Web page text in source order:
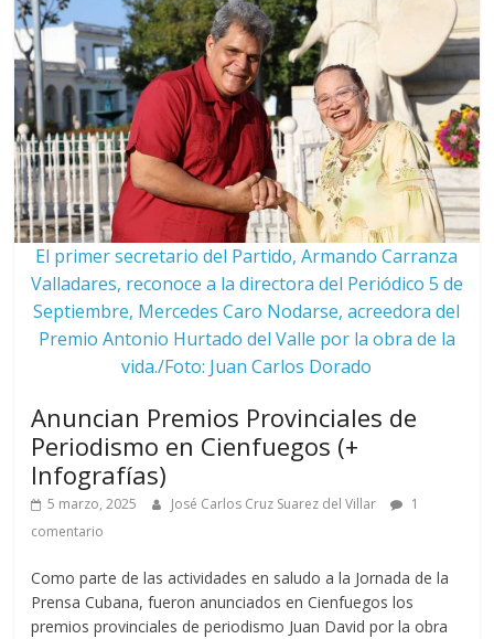
El primer secretario del Partido, Armando Carranza
Valladares, reconoce a la directora del Periódico 5 de
Septiembre, Mercedes Caro Nodarse, acreedora del
Premio Antonio Hurtado del Valle por la obra de la
vida./Foto: Juan Carlos Dorado
Anuncian Premios Provinciales de
Periodismo en Cienfuegos (+
Infografías)
5 marzo, 2025 José Carlos Cruz Suarez del Villar
1
comentario
Como parte de las actividades en saludo a la Jornada de la
Prensa Cubana, fueron anunciados en Cienfuegos los
premios provinciales de periodismo Juan David por la obra